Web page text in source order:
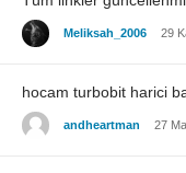
Meliksah_2006 29
hocam turbobit harici
andheartman 27